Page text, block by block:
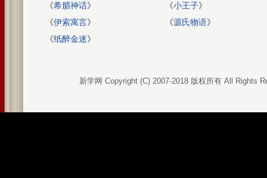
《希腊神话》 《小王子》
《伊索寓言》 《源氏物语》
《纸醉金迷》
新学网 Copyright (C) 2007-2018 版权所有 All Rights